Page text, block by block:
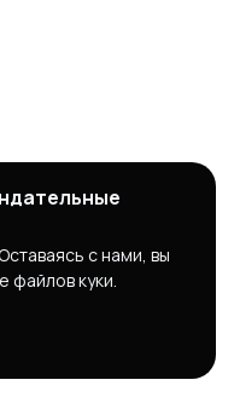
с нами, вы
файлов куки.